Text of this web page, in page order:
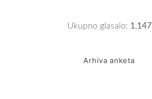
Ukupno glasalo: 1.147
Arhiva anketa